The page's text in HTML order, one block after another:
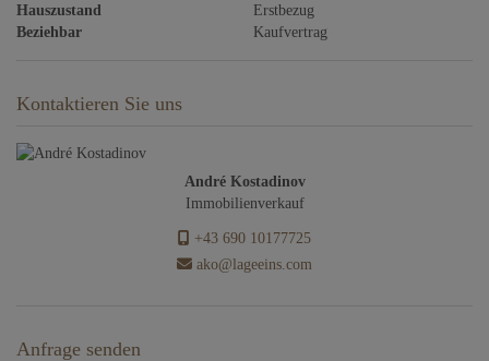
Hauszustand
Erstbezug
Beziehbar
Kaufvertrag
Kontaktieren Sie uns
André Kostadinov
Immobilienverkauf
+43 690 10177725
ako@lageeins.com
Anfrage senden